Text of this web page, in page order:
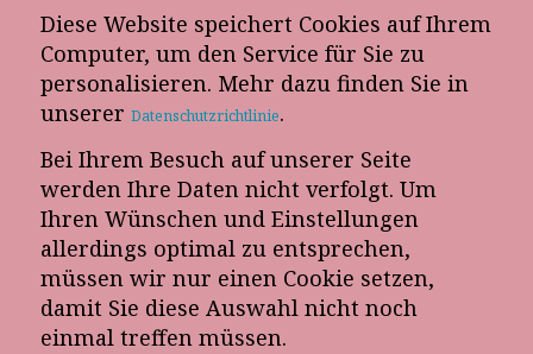
Diese Website speichert Cookies auf Ihrem
Computer, um den Service für Sie zu
personalisieren. Mehr dazu finden Sie in
unserer Datenschutzrichtlinie.
Bei Ihrem Besuch auf unserer Seite
werden Ihre Daten nicht verfolgt. Um
Ihren Wünschen und Einstellungen
allerdings optimal zu entsprechen,
müssen wir nur einen Cookie setzen,
damit Sie diese Auswahl nicht noch
einmal treffen müssen.
E-Mail-Newsletter
Telefon-Termin
6 FRAGEN, DIE